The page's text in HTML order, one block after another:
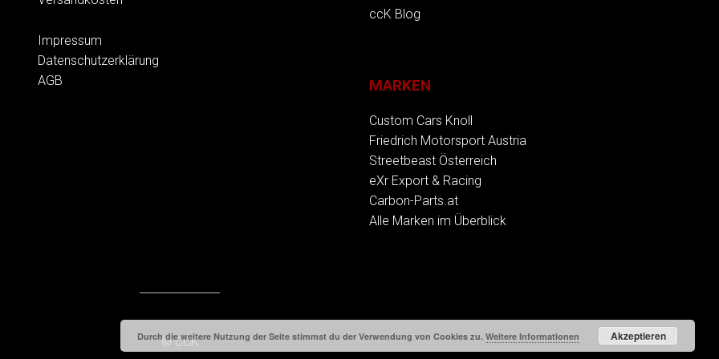
Impressum
Datenschutzerklärung
AGB
ccK Blog
MARKEN
Custom Cars Knoll
Friedrich Motorsport Austria
Streetbeast Österreich
eXr Export & Racing
Carbon-Parts.at
Alle Marken im Überblick
© CCK
Durch die weitere Nutzung der Seite stimmst du der Verwendung von Cookies zu. Weitere Informationen Akzeptieren